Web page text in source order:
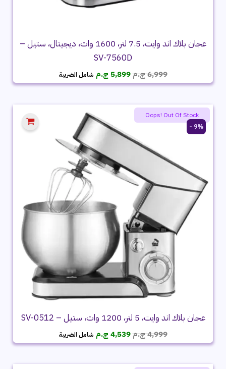
عجان بلاك اند وايت، 7.5 لتر، 1600 وات، ديجيتال، ستيل –
SV-7560D
6,999ج.مالسعر
الأصلي
6,999 ج.م.
5,899 ج.م السعر
الحالي
5,899 ج.م.
شامل الضريبة
9% -
عجان بلاك اند وايت، 5 لتر، 1200 وات، ستيل – SV-0512
4,999ج.مالسعر
الأصلي
4,999 ج.م.
4,539 ج.م السعر
الحالي
4,539 ج.م.
شامل الضريبة
Oops! Out Of Stock